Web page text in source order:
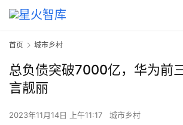
首页 城市乡村
总负债突破7000亿，华为前
言靓丽
2023年11月14日 上午11:17 城市乡村